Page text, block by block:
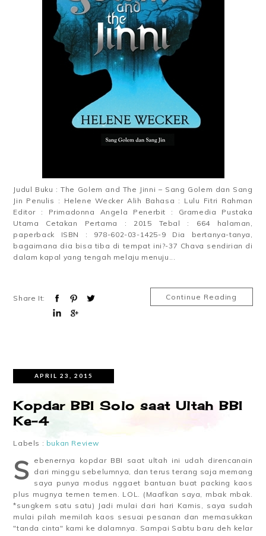
Judul Buku : The Golem and The Jinni – Sang Golem dan Sang
Jin Penulis : Helene Wecker Alih Bahasa : Lulu Fitri Rahman
Editor : Primadonna Angela Penerbit : Gramedia Pustaka
Utama Cetakan Pertama : 2015 Tebal : 664 halaman,
paperback ISBN : 978-602-03-1425-9 Dia bertanya-tanya,
bagaimana dia bisa tiba di tempat ini?-37 Chava sendirian di
dalam kapal yang tengah melaju menuju...
Share It: Continue Reading
APRIL 23, 2015
Kopdar BBI Solo saat Ultah BBI
Ke-4
Labels : bukan Review
S ebenernya kopdar BBI saat ultah ini udah direncanain
dari minggu sebelumnya, dan terus terang saja memang
saya punya modus nggaet bantuan buat packing kaos
plus mugnya temen temen. LOL. (Maafkan saya, mbak mbak.
*sungkem satu satu) Jadi mulai dari hari Kamis, saya sudah
mulai pilah memilah kaos sesuai pesanan dan memasukkan
"tanda cinta" kami ke dalamnya. Sampai Sabtu baru deh kelar